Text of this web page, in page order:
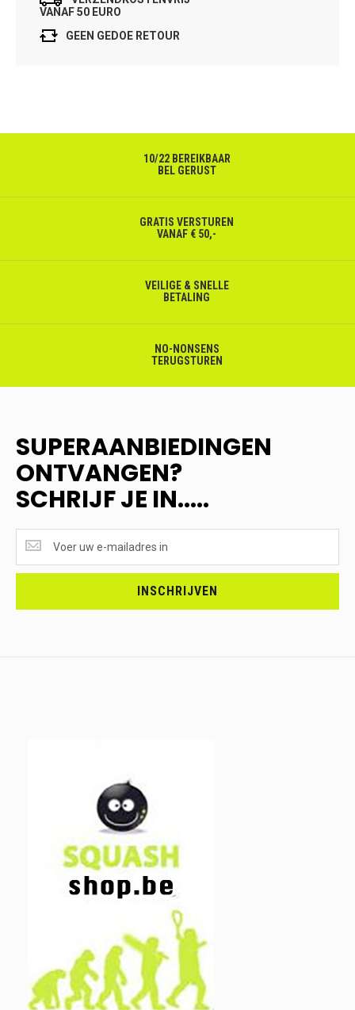
VANAF 50 EURO
GEEN GEDOE RETOUR
10/22 BEREIKBAAR
BEL GERUST
GRATIS VERSTUREN
VANAF € 50,-
VEILIGE & SNELLE
BETALING
NO-NONSENS
TERUGSTUREN
SUPERAANBIEDINGEN
ONTVANGEN?
SCHRIJF JE IN.....
ONTVANGEN?
<br>SCHRIJF
INSCHRIJVEN